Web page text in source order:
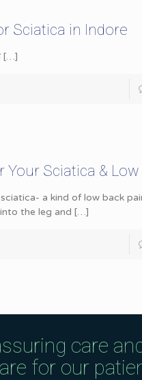
Sciatica in Indore
[…]
Sciatica & Low
a kind of low back
the leg and […]
care
for our